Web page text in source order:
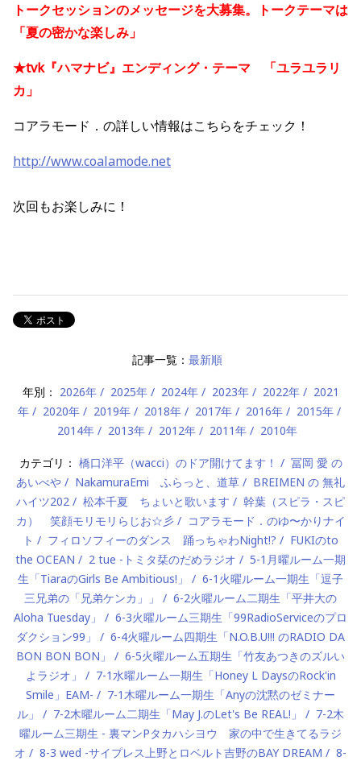
トークセッションのメッセージを大募集。トークテーマは
「夏の密かな楽しみ」
★tvk『ハマナビ』エンディング・テーマ 「ユラユラリ
カ」
コアラモード．の詳しい情報はこちらをチェック！
http://www.coalamode.net
次回もお楽しみに！
記事一覧： 最新順
年別： 2026年 2025年 2024年 2023年 2022年
2021
年
2020年 2019年 2018年 2017年 2016年
2015年
2014年
2013年 2012年 2011年 2010年
カテゴリ： 橋口洋平（wacci）のドア開けてます！
冨岡 愛 の
あいべや
NakamuraEmi ふらっと、道草
BREIMEN の 無礼
ハイツ202
松本千夏 ちょいと歌います
幹葉（スピラ・スピ
カ） 笑顔モリモリらじお☆彡
コアラモード．のゆ〜かりナイ
ト
フィロソフィーのダンス 踊っちゃわNight!?
FUKIのto
the OCEAN
2 tue -トミタ栞のだめラジオ
5-1月曜ルーム一期
生「TiaraのGirls Be Ambitious!」
6-1火曜ルーム一期生「逗子
三兄弟の「兄弟ケンカ」」
6-2火曜ルーム二期生「平井大の
Aloha Tuesday」
6-3火曜ルーム三期生「99RadioServiceのプロ
ダクション99」
6-4火曜ルーム四期生「N.O.B.U!!! のRADIO DA
BON BON BON」
6-5火曜ルーム五期生「竹友あつきのズルい
よラジオ」
7-1水曜ルーム一期生「Honey L DaysのRock'in
Smile」EAM-
7-1木曜ルーム一期生「Anyの沈黙のゼミナー
ル」
7-2木曜ルーム二期生「May J.のLet's Be REAL!」
7-2木
曜ルーム三期生 - 裏マンPタカハシヨウ 家の中で生きてるラジ
オ
8-3 wed -サイプレス上野とロベルト吉野のBAY DREAM
8-